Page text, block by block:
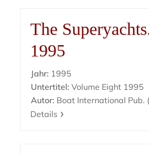
The
1995
Jahr: 1995
Untertitel: Volume Eight 1995
Autor: Boat International Pub.
Details